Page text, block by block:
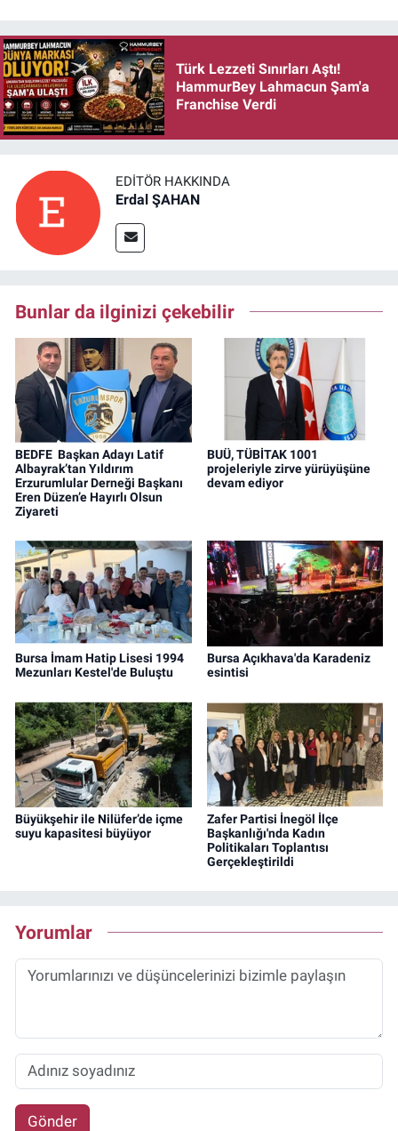
Türk Lezzeti Sınırları Aştı!
HammurBey Lahmacun Şam'a
Franchise Verdi
EDITÖR HAKKINDA
Erdal ŞAHAN
Bunlar da ilginizi çekebilir
BEDFE Başkan Adayı Latif
Albayrak’tan Yıldırım
Erzurumlular Derneği Başkanı
Eren Düzen’e Hayırlı Olsun
Ziyareti
BUÜ, TÜBİTAK 1001
projeleriyle zirve yürüyüşüne
devam ediyor
Bursa İmam Hatip Lisesi 1994
Mezunları Kestel'de Buluştu
Bursa Açıkhava'da Karadeniz
esintisi
Büyükşehir ile Nilüfer’de içme
suyu kapasitesi büyüyor
Zafer Partisi İnegöl İlçe
Başkanlığı'nda Kadın
Politikaları Toplantısı
Gerçekleştirildi
Yorumlar
Gönder